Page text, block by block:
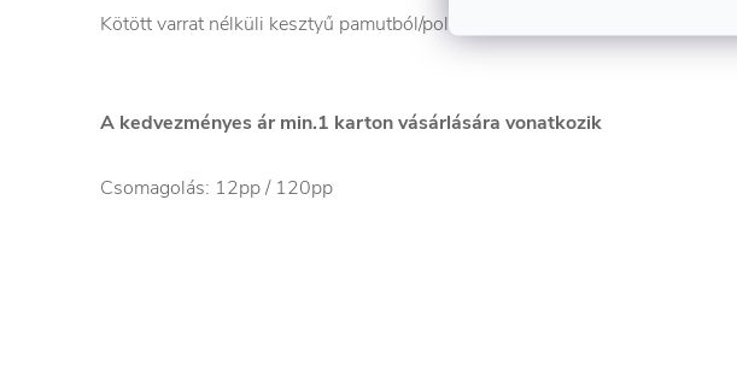
Kötött varrat nélküli kesztyű pamutból/poliészterből, rugalmas mandzsettával.
A kedvezményes ár min.1 karton vásárlására vonatkozik
Csomagolás: 12pp / 120pp